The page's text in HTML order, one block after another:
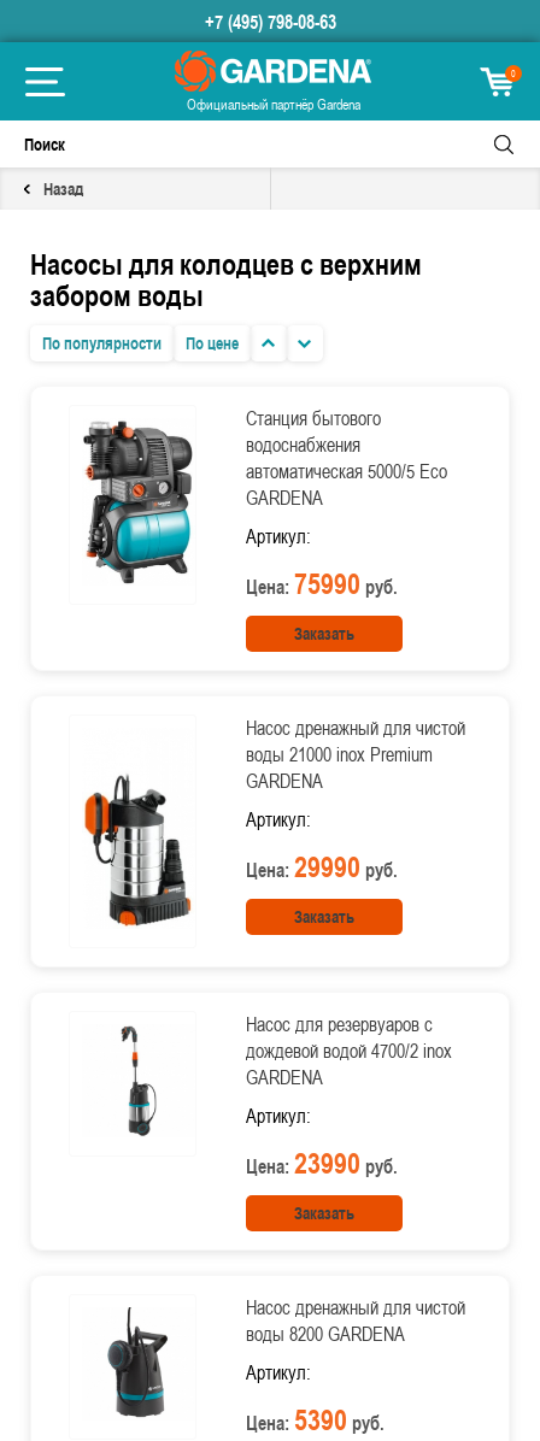
+7 (495) 798-08-63
Официальный партнёр Gardena
0
Назад
Насосы для колодцев с верхним
забором воды
По популярности По цене
Станция бытового
водоснабжения
автоматическая 5000/5 Eco
GARDENA
Артикул:
Цена: 75990 руб.
Заказать
Насос дренажный для чистой
воды 21000 inox Premium
GARDENA
Артикул:
Цена: 29990 руб.
Заказать
Насос для резервуаров с
дождевой водой 4700/2 inox
GARDENA
Артикул:
Цена: 23990 руб.
Заказать
Насос дренажный для чистой
воды 8200 GARDENA
Артикул:
Цена: 5390 руб.